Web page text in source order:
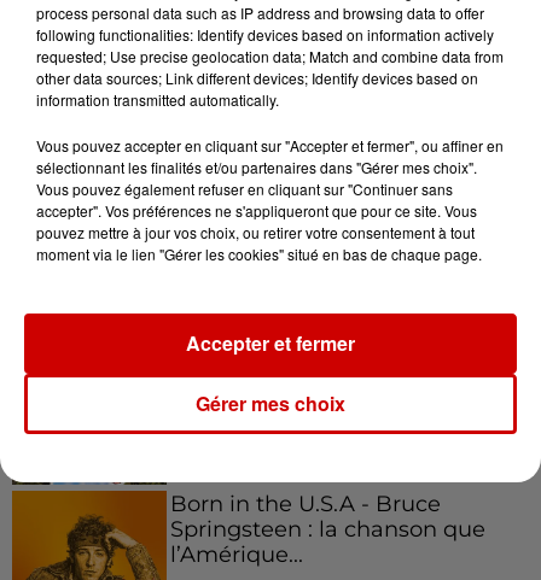
Podcasts
Kelly Massol, figure
emblématique de
l'entrepreneuriat féminin
Aménager un school bus au
Boston,...
Born in the U.S.A - Bruce
Springsteen : la chanson que
l’Amérique...
process personal data such as IP address and browsing data to offer
following functionalities: Identify devices based on information actively
requested; Use precise geolocation data; Match and combine data from
other data sources; Link different devices; Identify devices based on
information transmitted automatically.
Vous pouvez accepter en cliquant sur "Accepter et fermer", ou affiner en
sélectionnant les finalités et/ou partenaires dans "Gérer mes choix".
Vous pouvez également refuser en cliquant sur "Continuer sans
accepter". Vos préférences ne s'appliqueront que pour ce site. Vous
pouvez mettre à jour vos choix, ou retirer votre consentement à tout
moment via le lien "Gérer les cookies" situé en bas de chaque page.
Gérer mes choix
Accepter et fermer